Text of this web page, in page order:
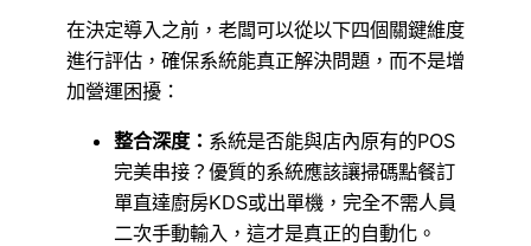
在決定導入之前，老闆可以從以下四個關鍵維度
進行評估，確保系統能真正解決問題，而不是增
加營運困擾：
整合深度： 系統是否能與店內原有的POS
完美串接？優質的系統應該讓掃碼點餐訂
單直達廚房KDS或出單機，完全不需人員
二次手動輸入，這才是真正的自動化。